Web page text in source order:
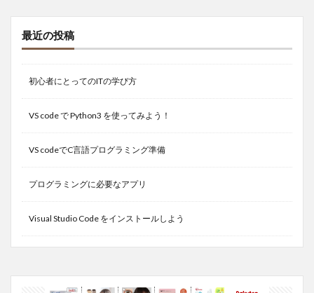
最近の投稿
初心者にとってのITの学び方
VS code で Python3 を使ってみよう！
VS codeでC言語プログラミング準備
プログラミングに必要なアプリ
Visual Studio Code をインストールしよう